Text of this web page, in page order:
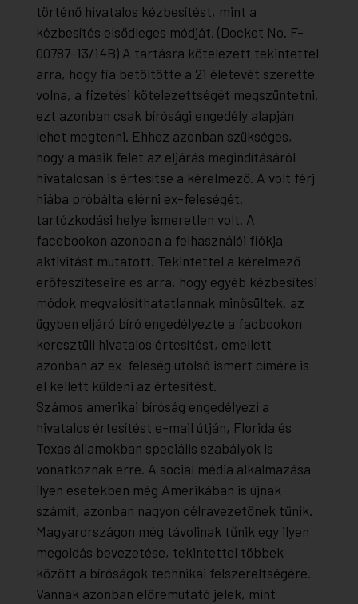
történő hivatalos kézbesítést, mint a
kézbesítés elsődleges módját. (Docket No. F-
00787-13/14B) A tartásra kötelezett tekintettel
arra, hogy fia betöltötte a 21 életévét szerette
volna, a fizetési kötelezettségét megszüntetni,
ezt azonban csak bírósági engedély alapján
lehet megtenni. Ehhez azonban szükséges,
hogy a másik felet az eljárás megindításáról
hivatalosan is értesítse a kérelmező. A volt férj
hiába próbálta elérni ex-feleségét,
tartózkodási helye ismeretlen volt. A
facebookon azonban a felhasználói fiókja
aktivitást mutatott. Tekintettel a kérelmező
erőfeszítéseire és arra, hogy egyéb kézbesítési
módok megvalósíthatatlannak minősültek, az
ügyben eljáró bíró engedélyezte a facbookon
keresztüli hivatalos értesítést, emellett
azonban az ex-feleség utolsó ismert címére is
el kellett küldeni az értesítést.
Számos amerikai bíróság engedélyezi a
hivatalos értesítést e-mail útján, Florida és
Texas államokban speciális szabályok is
vonatkoznak erre. A social média alkalmazása
ilyen esetekben még Amerikában is újnak
számít, azonban nagyon célravezetőnek tűnik.
Magyarországon még távolinak tűnik egy ilyen
megoldás bevezetése, tekintettel többek
között a bíróságok technikai felszereltségére.
Vannak azonban előremutató jelek, mint